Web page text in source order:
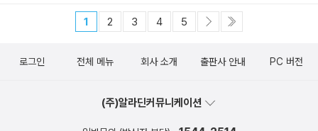
1 2 3 4 5
로그인 전체 메뉴 회사 소개 출판사 안내 PC 버전
(주)알라딘커뮤니케이션